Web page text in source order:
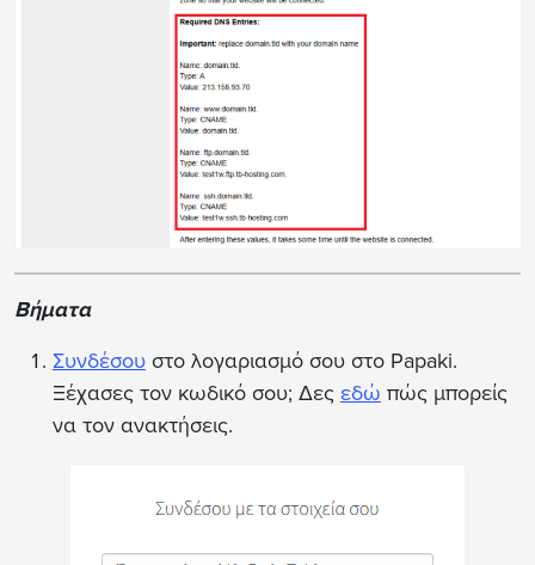
Βήματα
Συνδέσου στο λογαριασμό σου στο Papaki.
Ξέχασες τον κωδικό σου; Δες εδώ πώς μπορείς
να τον ανακτήσεις.